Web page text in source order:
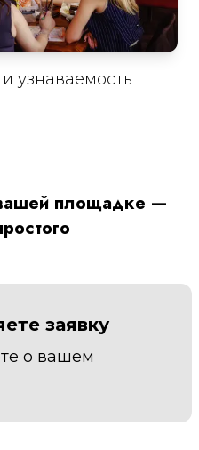
узнаваемость
площадке —
заявку
о вашем